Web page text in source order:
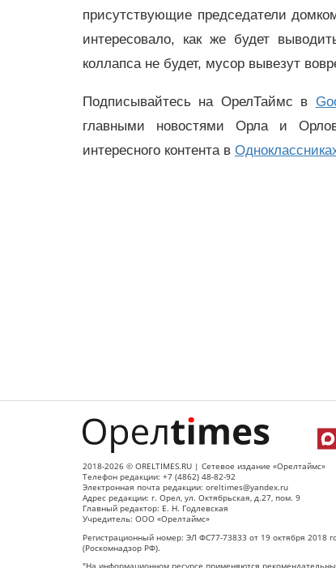
присутствующие председатели
интересовало, как же будет
коллапса не будет, мусор вывезут
Подписывайтесь на ОрелТаймс в
главными новостями Орла и
интересного контента в
2018-2026 © ORELTIMES.RU | Сетевое издание «Орелтаймс»
Телефон редакции: +7 (4862) 48-82-92
Электронная почта редакции: oreltimes@yandex.ru
Адрес редакции: г. Орел, ул. Октябрьская, д.27, пом. 9
Главный редактор: Е. Н. Годлевская
Учредитель: ООО «Орелтаймс»
Регистрационный номер: ЭЛ ФС77-73833 от 19 октября 2018
(Роскомнадзор РФ).